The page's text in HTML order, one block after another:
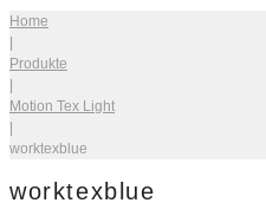
Home
|
Produkte
|
Motion Tex Light
|
worktexblue
worktexblue